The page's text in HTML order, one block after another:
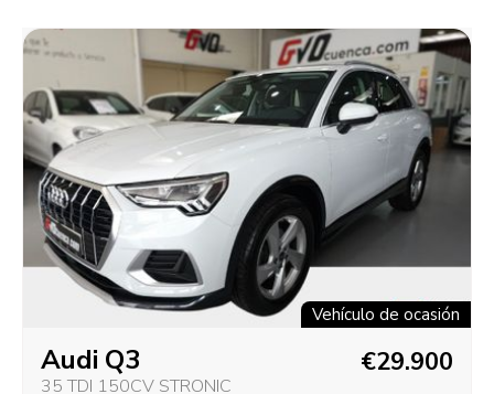
Vehículo de ocasión
Audi Q3
35 TDI 150CV STRONIC
€29.900